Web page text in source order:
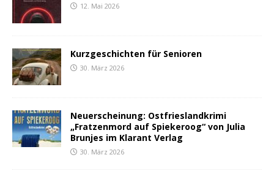
12. Mai 2026
Kurzgeschichten für Senioren
30. März 2026
Neuerscheinung: Ostfrieslandkrimi
„Fratzenmord auf Spiekeroog“ von Julia
Brunjes im Klarant Verlag
30. März 2026